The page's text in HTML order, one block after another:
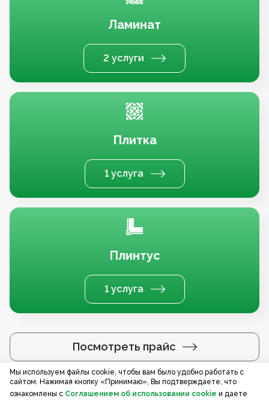
Ламинат
2 услуги
Плитка
1 услуга
Плинтус
1 услуга
Посмотреть прайс
Услуги по регионам
Мы используем файлы cookie, чтобы вам было удобно работать с
сайтом. Нажимая кнопку «Принимаю», Вы подтверждаете, что
ознакомлены с Соглашением об использовании cookie и даете